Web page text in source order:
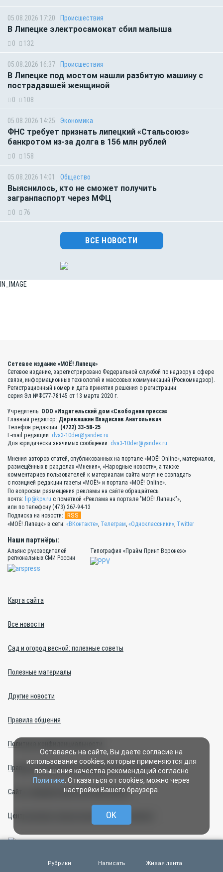
05.08.2026 17:20 Происшествия
В Липецке электросамокат сбил малыша
0 132
05.08.2026 16:37 Происшествия
В Липецке под мостом нашли разбитую машину с
пострадавшей женщиной
0 108
05.08.2026 14:25 Экономика
ФНС требует признать липецкий «Стальсоюз»
банкротом из-за долга в 156 млн рублей
0 158
05.08.2026 14:01 Общество
Выяснилось, кто не сможет получить
загранпаспорт через МФЦ
0 76
ВСЕ НОВОСТИ
IN_IMAGE
Сетевое издание «МОЁ! Липецк»
Сетевое издание, зарегистрировано Федеральной службой по надзору в сфере
связи, информационных технологий и массовых коммуникаций (Роскомнадзор).
Регистрационный номер и дата принятия решения о регистрации:
серия Эл №ФС77-78145 от 13 марта 2020 г.
Учредитель: ООО «Издательский дом «Свободная пресса»
Главный редактор: Деревяшкин Владислав Анатольевич
Телефон редакции: (4722) 33-58-25
E-mail редакции: dva3-10der@yandex.ru
Для юридически значимых сообщений: dva3-10der@yandex.ru
Мнения авторов статей, опубликованных на портале «МОЁ! Online», материалов,
размещённых в разделах «Мнения», «Народные новости», а также
комментариев пользователей к материалам сайта могут не совпадать
с позицией редакции газеты «МОЁ!» и портала «МОЁ! Online».
По вопросам размещения рекламы на сайте обращайтесь:
почта: lip@kpv.ru с пометкой «Реклама на портале "МОЁ! Липецк"»,
или по телефону (473) 267-94-13
Подписка на новости:
RSS
«МОЁ! Липецк» в сети: «ВКонтакте» Телеграм «Одноклассники» Twitter
Наши партнёры:
Альянс руководителей
региональных СМИ России
Типография «Прайм Принт Воронеж»
Карта сайта
Все новости
Сад и огород весной: полезные советы
Полезные материалы
Другие новости
Правила общения
Политика конфиденциальности
Правила применения рекомендательных технологий
Сайт о домашних животных «Моё зверьё»
Центр интернет-проектов (изготовление сайтов)
Рубрики Написать Живая лента
Оставаясь на сайте, Вы даете согласие на
использование cookies, которые применяются для
повышения качества рекомендаций согласно
Политике . Отказаться от cookies, можно через
настройки Вашего браузера.
OK